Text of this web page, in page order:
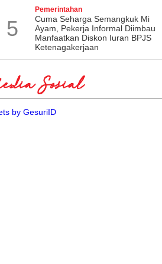
5
Pemerintahan
Cuma Seharga Semangkuk Mi
Ayam, Pekerja Informal Diimbau
Manfaatkan Diskon Iuran BPJS
Ketenagakerjaan
Sosial
by GesuriID